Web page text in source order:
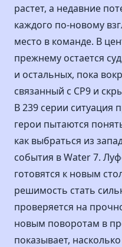
растет, а недавние
каждого по-новому
место в команде. В
прежнему остается
и остальных, пока
связанный с CP9 и
В 239 серии ситуация
герои пытаются
как выбраться из
события в Water 7.
готовятся к новым
решимость стать
проверяется на
новым поворотам в
показывает,